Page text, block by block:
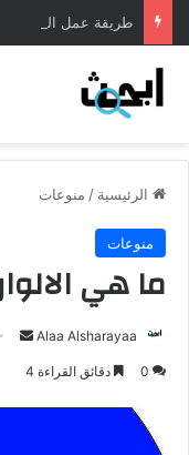
طريقة عمل المنسف
الرئيسية / منوعات
منوعات
ما هي
Alaa Alsharayaa
0 دقائق القراءة 4